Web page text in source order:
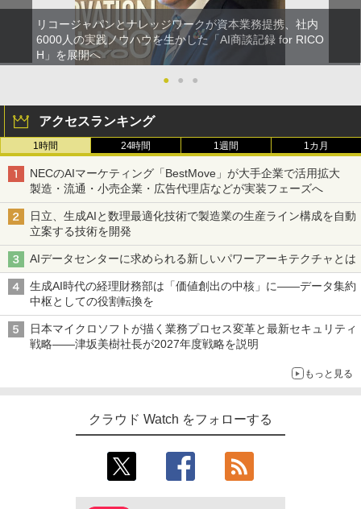
リコージャパンとナレッジワークが資本業務提携、社内
6000人の実践ノウハウを生かした「AI商談記録 for RICO
H」を展開へ
●
● ●
アクセスランキング
1時間 24時間 1週間 1カ月
NECのAIマーケティング「BestMove」が大手企業で活用拡大
製造・流通・小売企業・広告代理店などが実装フェーズへ
日立、生成AIと数理最適化技術で製造業の生産ライン構成を自動
立案する技術を開発
AIデータセンターに求められる新しいパワーアーキテクチャとは
生成AI時代の経理財務部は「価値創出の中核」に――データ集約
中枢としての役割転換を
日本マイクロソフトが描く業務プロセス変革と最新セキュリティ
戦略――津坂美樹社長が2027年度戦略を説明
もっと見る
クラウド Watch をフォローする